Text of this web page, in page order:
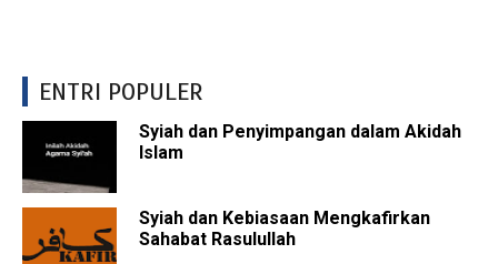
ENTRI POPULER
Syiah dan Penyimpangan dalam Akidah
Islam
Syiah dan Kebiasaan Mengkafirkan
Sahabat Rasulullah